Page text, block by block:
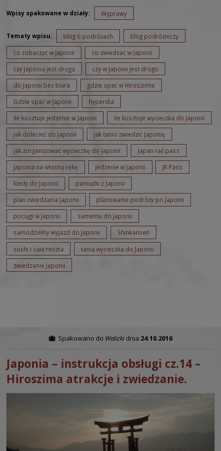
Wpisy spakowane w działy: Wyprawy
Tematy wpisu: blog o podróżach blog podróżniczy
co zobaczyć w Japonii co zwiedzać w Japonii
czy Japonia jest droga czy w Japonii jest drogo
do Japonii bez biura gdzie spać w Hiroszimie
Gdzie spać w Japonii hyperdia
ile kosztuje jedzenie w Japonii ile kosztuje wycieczka do Japonii
jak dolecieć do Japonii jak tanio zwiedzić Japonię
jak zorganizować wycieczkę do Japonii Japan rail pass
Japonia na własną rękę jedzenie w Japonii JR Pass
kiedy do Japonii pamiątki z Japonii
plan zwiedzania Japonii planowanie podróży po Japonii
pociągi w Japonii samemu do Japonii
samodzielny wyjazd do Japonii Shinkansen
sushi i cała reszta tania wycieczka do Japonii
zwiedzanie Japonii
Spakowano do Walizkidnia 24.10.2016
Japonia – instrukcja obsługi cz.14 –
Hiroszima atrakcje i zwiedzanie.